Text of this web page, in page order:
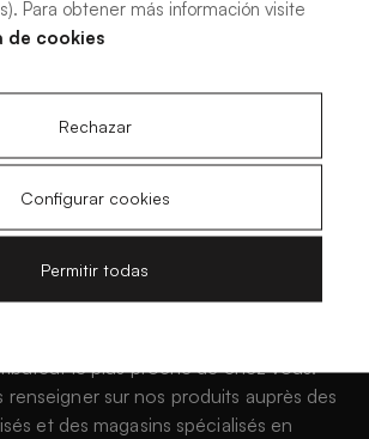
?
le plus proche de chez vous.
sur nos produits auprès des
et des magasins spécialisés en
Para obtener más información visite
de cookies
Rechazar
Configurar cookies
Permitir todas